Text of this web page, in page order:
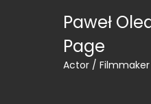
Paweł
Page
Actor /